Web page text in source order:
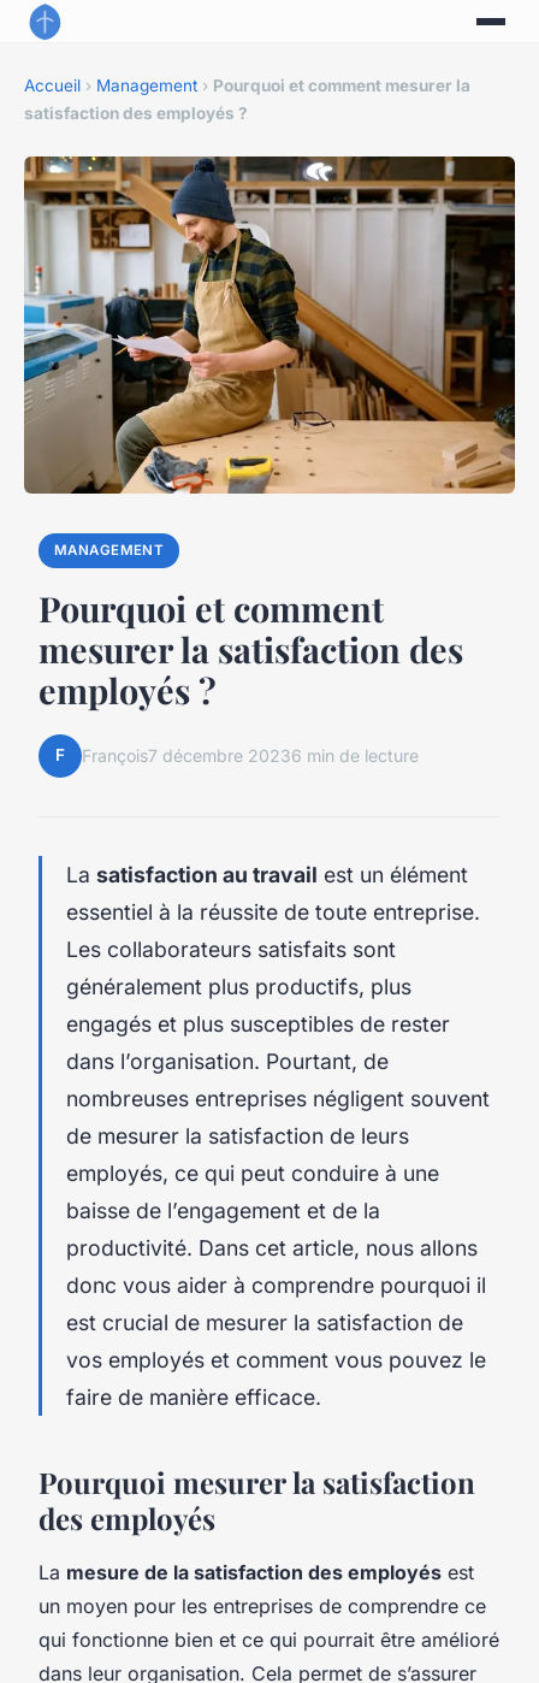
Accueil › Management › Pourquoi et comment mesurer la
satisfaction des employés ?
MANAGEMENT
Pourquoi et comment
mesurer la satisfaction des
employés ?
F François7 décembre 20236 min de lecture
La satisfaction au travail est un élément
essentiel à la réussite de toute entreprise.
Les collaborateurs satisfaits sont
généralement plus productifs, plus
engagés et plus susceptibles de rester
dans l’organisation. Pourtant, de
nombreuses entreprises négligent souvent
de mesurer la satisfaction de leurs
employés, ce qui peut conduire à une
baisse de l’engagement et de la
productivité. Dans cet article, nous allons
donc vous aider à comprendre pourquoi il
est crucial de mesurer la satisfaction de
vos employés et comment vous pouvez le
faire de manière efficace.
Pourquoi mesurer la satisfaction
des employés
La mesure de la satisfaction des employés est
un moyen pour les entreprises de comprendre ce
qui fonctionne bien et ce qui pourrait être amélioré
dans leur organisation. Cela permet de s’assurer